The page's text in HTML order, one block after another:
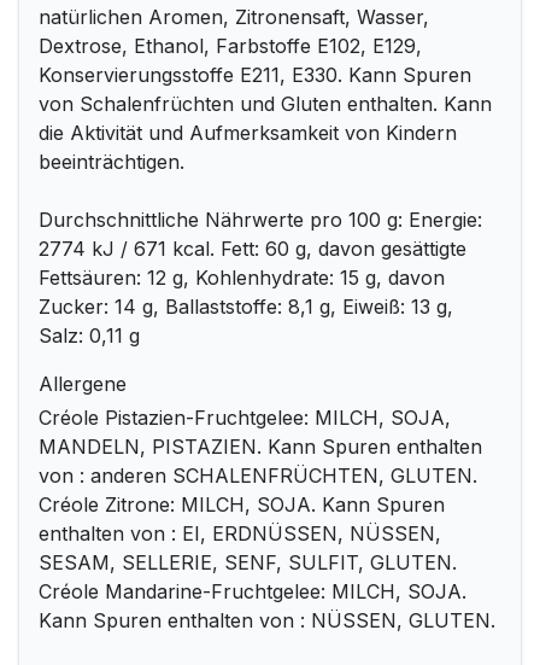
natürlichen Aromen, Zitronensaft, Wasser,
Dextrose, Ethanol, Farbstoffe E102, E129,
Konservierungsstoffe E211, E330. Kann Spuren
von Schalenfrüchten und Gluten enthalten. Kann
die Aktivität und Aufmerksamkeit von Kindern
beeinträchtigen.
Durchschnittliche Nährwerte pro 100 g: Energie:
2774 kJ / 671 kcal. Fett: 60 g, davon gesättigte
Fettsäuren: 12 g, Kohlenhydrate: 15 g, davon
Zucker: 14 g, Ballaststoffe: 8,1 g, Eiweiß: 13 g,
Salz: 0,11 g
Allergene
Créole Pistazien-Fruchtgelee: MILCH, SOJA,
MANDELN, PISTAZIEN. Kann Spuren enthalten
von : anderen SCHALENFRÜCHTEN, GLUTEN.
Créole Zitrone: MILCH, SOJA. Kann Spuren
enthalten von : EI, ERDNÜSSEN, NÜSSEN,
SESAM, SELLERIE, SENF, SULFIT, GLUTEN.
Créole Mandarine-Fruchtgelee: MILCH, SOJA.
Kann Spuren enthalten von : NÜSSEN, GLUTEN.